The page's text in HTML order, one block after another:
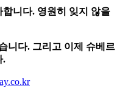
니다. 영원히 잊지 않을
니다. 그리고 이제 슈베르
.